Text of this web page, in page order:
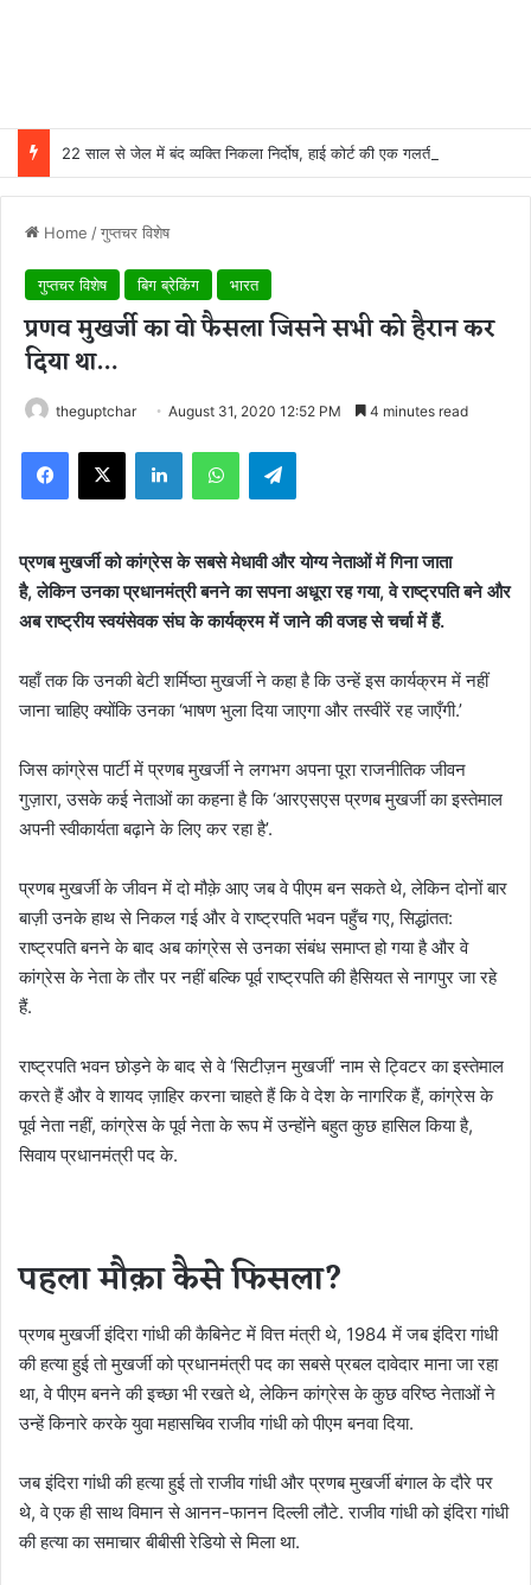
Home /गुप्तचर विशेष
गुप्तचर विशेष बिग ब्रेकिंग भारत
प्रणव मुखर्जी का वो फैसला जिसने सभी को हैरान कर
दिया था…
theguptchar August 31, 2020 12:52 PM 4 minutes read
प्रणबमुखर्जी को कांग्रेस के सबसे मेधावी और योग्य नेताओं में गिना जाता
है, लेकिन उनका प्रधानमंत्री बनने का सपना अधूरा रह गया, वे राष्ट्रपति बने और
अब राष्ट्रीय स्वयंसेवक संघ के कार्यक्रम में जाने की वजह से चर्चा में हैं.
यहाँ तक कि उनकी बेटी शर्मिष्ठा मुखर्जी ने कहा है कि उन्हें इस कार्यक्रम में नहीं
जाना चाहिए क्योंकि उनका ‘भाषण भुला दिया जाएगा और तस्वीरें रह जाएँगी.’
जिस कांग्रेस पार्टी में प्रणब मुखर्जी ने लगभग अपना पूरा राजनीतिक जीवन
गुज़ारा, उसके कई नेताओं का कहना है कि ‘आरएसएस प्रणब मुखर्जी का इस्तेमाल
अपनी स्वीकार्यता बढ़ाने के लिए कर रहा है’.
प्रणब मुखर्जी के जीवन में दो मौक़े आए जब वे पीएम बन सकते थे, लेकिन दोनों बार
बाज़ी उनके हाथ से निकल गई और वे राष्ट्रपति भवन पहुँच गए, सिद्धांतत:
राष्ट्रपति बनने के बाद अब कांग्रेस से उनका संबंध समाप्त हो गया है और वे
कांग्रेस के नेता के तौर पर नहीं बल्कि पूर्व राष्ट्रपति की हैसियत से नागपुर जा रहे
हैं.
राष्ट्रपति भवन छोड़ने के बाद से वे ‘सिटीज़न मुखर्जी’ नाम से ट्विटर का इस्तेमाल
करते हैं और वे शायद ज़ाहिर करना चाहते हैं कि वे देश के नागरिक हैं, कांग्रेस के
पूर्व नेता नहीं, कांग्रेस के पूर्व नेता के रूप में उन्होंने बहुत कुछ हासिल किया है,
सिवाय प्रधानमंत्री पद के.
पहला मौक़ा कैसे फिसला?
प्रणब मुखर्जी इंदिरा गांधी की कैबिनेट में वित्त मंत्री थे, 1984 में जब इंदिरा गांधी
की हत्या हुई तो मुखर्जी को प्रधानमंत्री पद का सबसे प्रबल दावेदार माना जा रहा
था, वे पीएम बनने की इच्छा भी रखते थे, लेकिन कांग्रेस के कुछ वरिष्ठ नेताओं ने
उन्हें किनारे करके युवा महासचिव राजीव गांधी को पीएम बनवा दिया.
जब इंदिरा गांधी की हत्या हुई तो राजीव गांधी और प्रणब मुखर्जी बंगाल के दौरे पर
थे, वे एक ही साथ विमान से आनन-फानन दिल्ली लौटे. राजीव गांधी को इंदिरा गांधी
की हत्या का समाचार बीबीसी रेडियो से मिला था.